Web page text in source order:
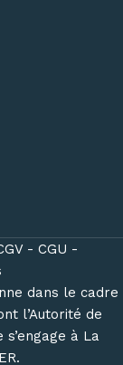
- CGU -
dans le cadre
l’Autorité de
s’engage à La